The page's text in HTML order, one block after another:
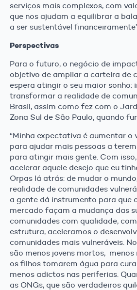
serviços mais complexos, com
que nos ajudam a equilibrar a
a ser sustentável
Perspectivas
Para o futuro, o negócio de
objetivo de ampliar a carteira de
espera atingir o seu maior sonho:
transformar a realidade de
Brasil, assim como fez com o
Zona Sul de São Paulo, quando
“Minha expectativa é aumentar o
para ajudar mais pessoas a
para atingir mais gente. Com
acelerar aquele desejo que eu
Orpas lá atrás: de mudar o
realidade de comunidades
a gente dá instrumento para que
mercado façam a mudança das
comunidades com qualidade,
estrutura, aceleramos o
comunidades mais vulneráveis.
são menos jovens mortos,
os filhos tomarem água para
menos adictos nas periferias.
as ONGs, que são verdadeiros